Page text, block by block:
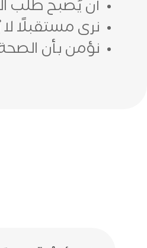
أن يُصبح طلب
نرى مستقبلًا
نؤمن بأن